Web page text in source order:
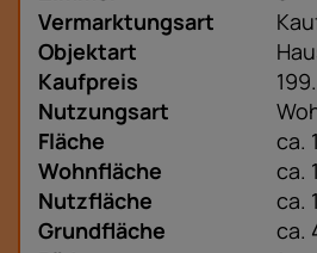
Vermarktungsart
Objektart
Kaufpreis
Nutzungsart
Fläche
ca.
Wohnfläche ca.
Nutzfläche ca.
Grundfläche ca.